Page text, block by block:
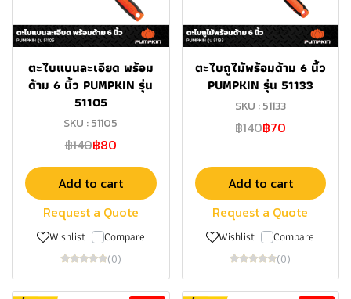
ตะไบแบนละเอียด พร้อม
ด้าม 6 นิ้ว PUMPKIN รุ่น
51105
SKU : 51105
฿140฿80
Add to cart
Request a Quote
Wishlist Compare
(0)
ตะไบถูไม้พร้อมด้าม 6 นิ้ว
PUMPKIN รุ่น 51133
SKU : 51133
฿140฿70
Add to cart
Request a Quote
Wishlist Compare
(0)